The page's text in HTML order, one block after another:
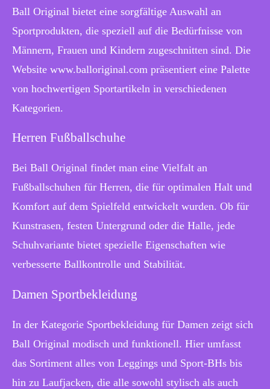
Ball Original bietet eine sorgfältige Auswahl an
Sportprodukten, die speziell auf die Bedürfnisse von
Männern, Frauen und Kindern zugeschnitten sind. Die
Website www.balloriginal.com präsentiert eine Palette
von hochwertigen Sportartikeln in verschiedenen
Kategorien.
Herren Fußballschuhe
Bei Ball Original findet man eine Vielfalt an
Fußballschuhen für Herren, die für optimalen Halt und
Komfort auf dem Spielfeld entwickelt wurden. Ob für
Kunstrasen, festen Untergrund oder die Halle, jede
Schuhvariante bietet spezielle Eigenschaften wie
verbesserte Ballkontrolle und Stabilität.
Damen Sportbekleidung
In der Kategorie Sportbekleidung für Damen zeigt sich
Ball Original modisch und funktionell. Hier umfasst
das Sortiment alles von Leggings und Sport-BHs bis
hin zu Laufjacken, die alle sowohl stylisch als auch